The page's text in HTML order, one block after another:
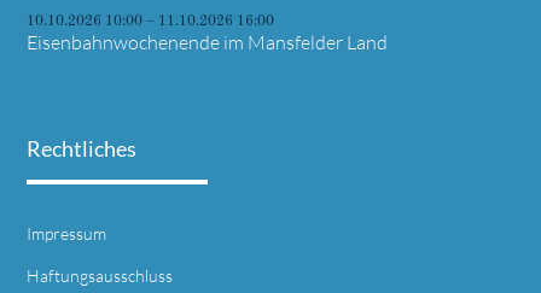
10.10.2026 10:00 – 11.10.2026 16:00
Eisenbahnwochenende im Mansfelder Land
Rechtliches
Impressum
Haftungsausschluss